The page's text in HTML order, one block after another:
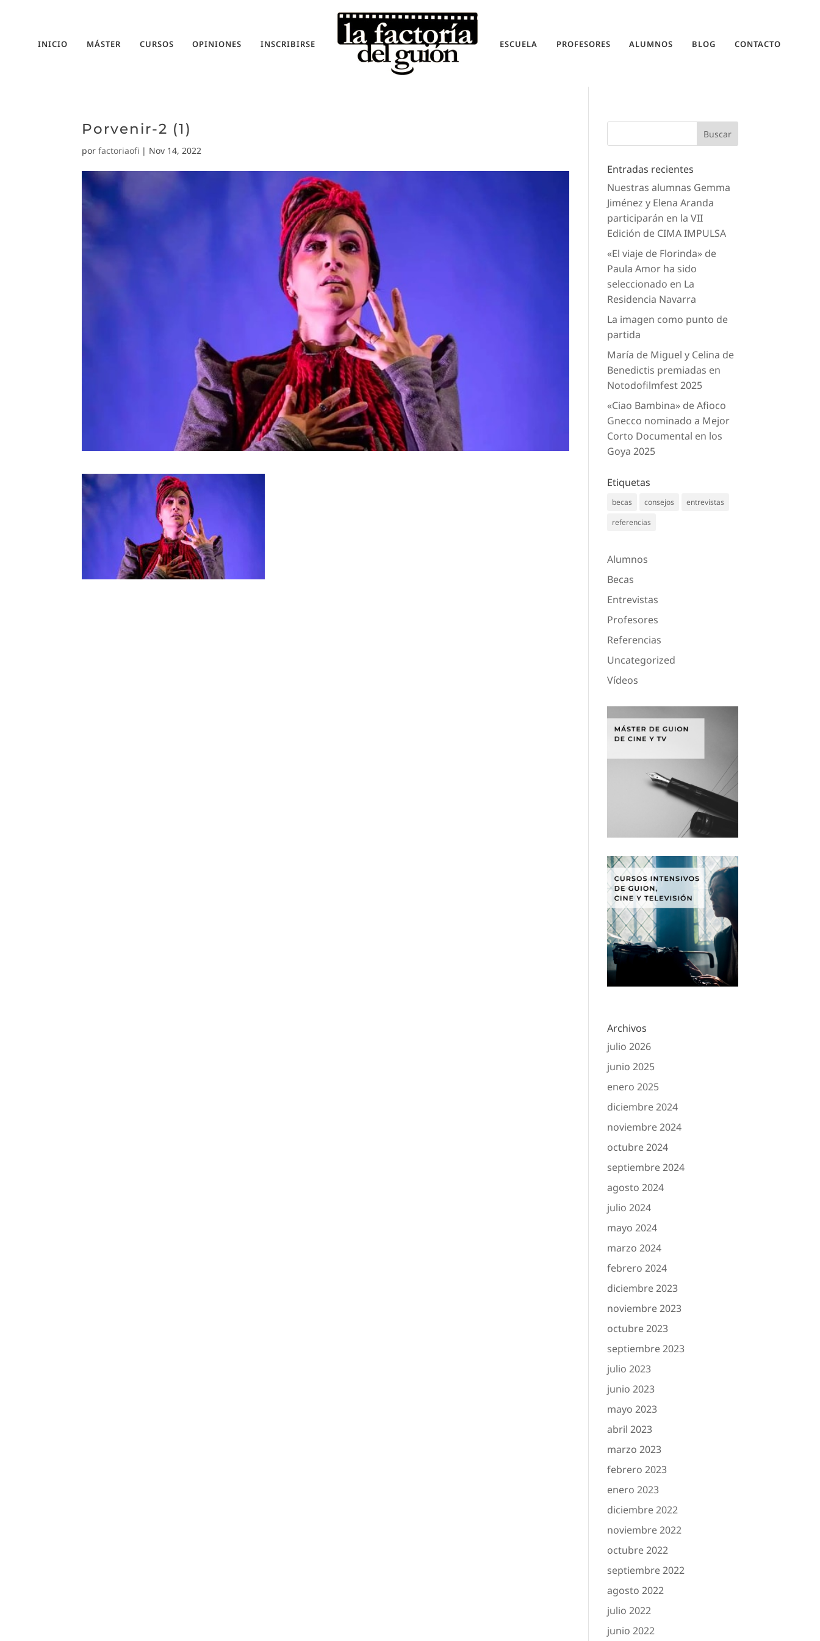
INICIO MÁSTER CURSOS OPINIONES INSCRIBIRSE ESCUELA PROFESORES ALUMNOS BLOG CONTACTO
Porvenir-2 (1)
porfactoriaofi | Nov 14, 2022
Entradas recientes
Nuestras alumnas Gemma
Jiménez y Elena Aranda
participarán en la VII
Edición de CIMA IMPULSA
«El viaje de Florinda» de
Paula Amor ha sido
seleccionado en La
Residencia Navarra
La imagen como punto de
partida
María de Miguel y Celina de
Benedictis premiadas en
Notodofilmfest 2025
«Ciao Bambina» de Afioco
Gnecco nominado a Mejor
Corto Documental en los
Goya 2025
Etiquetas
becas consejos
entrevistas
referencias
Alumnos
Becas
Entrevistas
Profesores
Referencias
Uncategorized
Vídeos
Archivos
julio 2026
junio 2025
enero 2025
diciembre 2024
noviembre 2024
octubre 2024
septiembre 2024
agosto 2024
julio 2024
mayo 2024
marzo 2024
febrero 2024
diciembre 2023
noviembre 2023
octubre 2023
septiembre 2023
julio 2023
junio 2023
mayo 2023
abril 2023
marzo 2023
febrero 2023
enero 2023
diciembre 2022
noviembre 2022
octubre 2022
septiembre 2022
agosto 2022
julio 2022
junio 2022